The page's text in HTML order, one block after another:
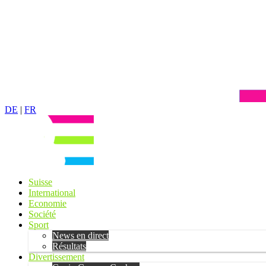
DE | FR
Suisse
International
Economie
Société
Sport
News en direct
Résultats
Divertissement